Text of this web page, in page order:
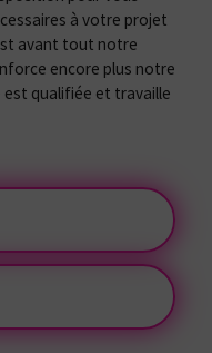
à votre projet
avant tout notre
encore plus notre
est qualifiée et travaille